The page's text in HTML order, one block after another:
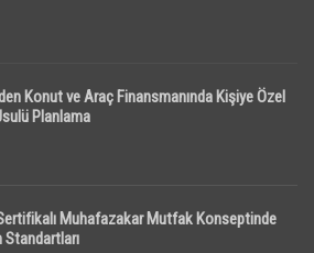
Konut ve Araç Finansmanında Kişiye Özel
Planlama
Muhafazakar Mutfak Konseptinde
Standartları